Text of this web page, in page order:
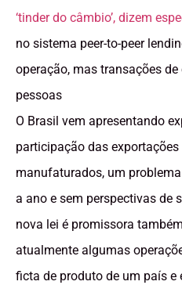
‘tinder do câmbio’, dizem
no sistema peer-to-peer
operação, mas transações
pessoas
O Brasil vem apresentando
participação das
manufaturados, um
a ano e sem perspectivas de
nova lei é promissora
atualmente algumas
ficta de produto de um país